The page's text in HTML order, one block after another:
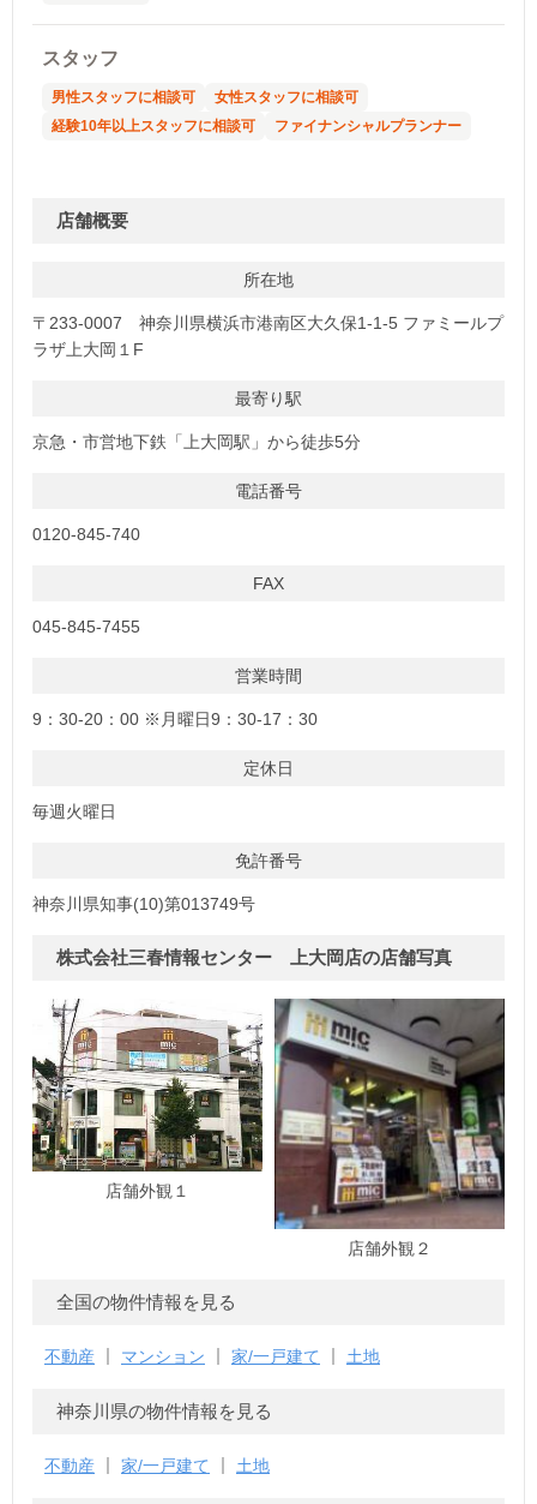
スタッフ
男性スタッフに相談可
女性スタッフに相談可
経験10年以上スタッフに相談可
ファイナンシャルプランナー
店舗概要
所在地
〒233-0007 神奈川県横浜市港南区大久保1-1-5 ファミールプ
ラザ上大岡１F
最寄り駅
京急・市営地下鉄「上大岡駅」から徒歩5分
電話番号
0120-845-740
FAX
045-845-7455
営業時間
9：30-20：00 ※月曜日9：30-17：30
定休日
毎週火曜日
免許番号
神奈川県知事(10)第013749号
株式会社三春情報センター 上大岡店の店舗写真
店舗外観１
店舗外観２
全国の物件情報を見る
不動産 マンション 家/一戸建て 土地
神奈川県の物件情報を見る
不動産 家/一戸建て 土地